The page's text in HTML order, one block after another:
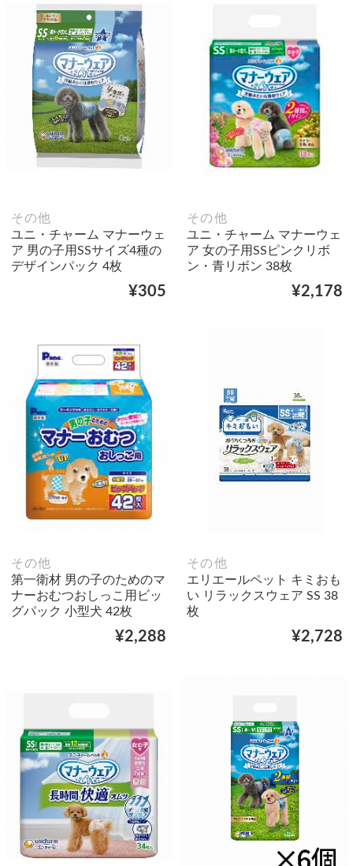
その他
ユニ・チャーム マナーウェ
ア 男の子用SSサイズ4種の
デザインパック 4枚
¥305
その他
ユニ・チャーム マナーウェ
ア 女の子用SSピンクリボ
ン・青リボン 38枚
¥2,178
その他
第一衛材 男の子のためのマ
ナーおむつおしっこ用ビッ
グパック 小型犬 42枚
¥2,288
その他
エリエールペット キミおも
い リラックスウェア SS 38
枚
¥2,728